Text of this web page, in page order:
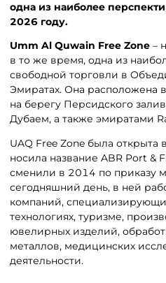
одна из наиболее
2026 году.
Umm Al Quwain Free Zone–
в то же время, одна из
свободной торговли в
Эмиратах. Она расположена
на берегу Персидского
Дубаем, а также эмиратами
UAQ Free Zone была открыта
носила название ABR Port &
сменили в 2014 по приказу
сегодняшний день, в ней
компаний,
технологиях, туризме,
ювелирных изделий,
металлов, медицинских
деятельности.